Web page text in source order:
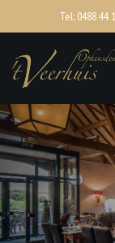
Tel: 0488 44
Menukaart
Reserveren
Events